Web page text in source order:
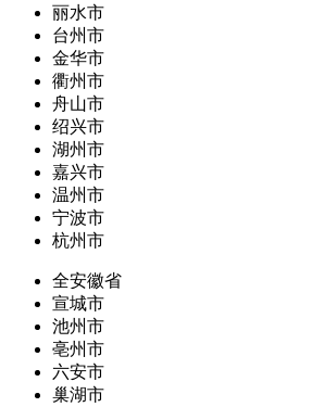
丽水市
台州市
金华市
衢州市
舟山市
绍兴市
湖州市
嘉兴市
温州市
宁波市
杭州市
全安徽省
宣城市
池州市
亳州市
六安市
巢湖市